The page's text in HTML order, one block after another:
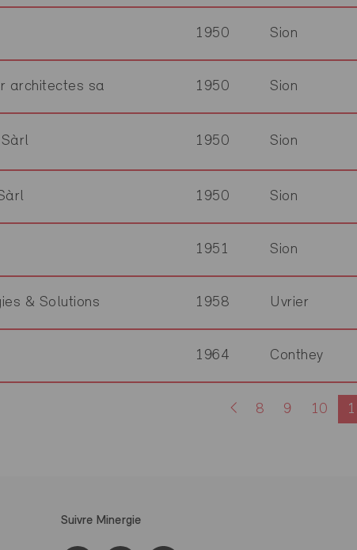
1950 Sion
architectes sa 1950 Sion
1950 Sion
1950 Sion
1951 Sion
& Solutions 1958 Uvrier
1964 Conthey
8 9 10
Suivre Minergie